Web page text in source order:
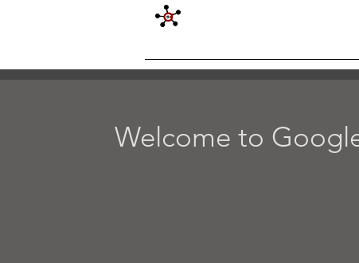
Welcome to